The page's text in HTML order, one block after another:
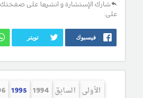
شارك الإستشارة و انشرها على صفحتك
على:
فيسبوك تويتر
الأولى السابق 1994
1995